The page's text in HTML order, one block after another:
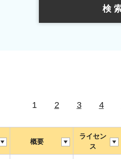
1 2 3 4
概要
ライセン
ス